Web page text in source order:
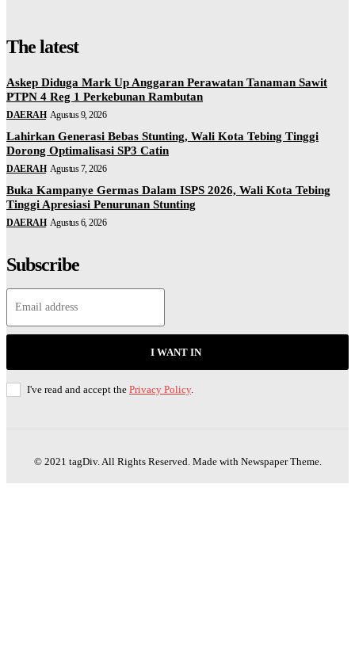
The latest
Askep Diduga Mark Up Anggaran Perawatan Tanaman Sawit
PTPN 4 Reg 1 Perkebunan Rambutan
DAERAH Agustus 9, 2026
Lahirkan Generasi Bebas Stunting, Wali Kota Tebing Tinggi
Dorong Optimalisasi SP3 Catin
DAERAH Agustus 7, 2026
Buka Kampanye Germas Dalam ISPS 2026, Wali Kota Tebing
Tinggi Apresiasi Penurunan Stunting
DAERAH Agustus 6, 2026
Subscribe
I WANT IN
I've read and accept the Privacy Policy.
© 2021 tagDiv. All Rights Reserved. Made with Newspaper Theme.